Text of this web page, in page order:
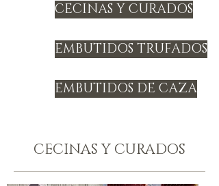
CECINAS Y CURADOS
EMBUTIDOS TRUFADOS
EMBUTIDOS DE CAZA
CECINAS Y CURADOS